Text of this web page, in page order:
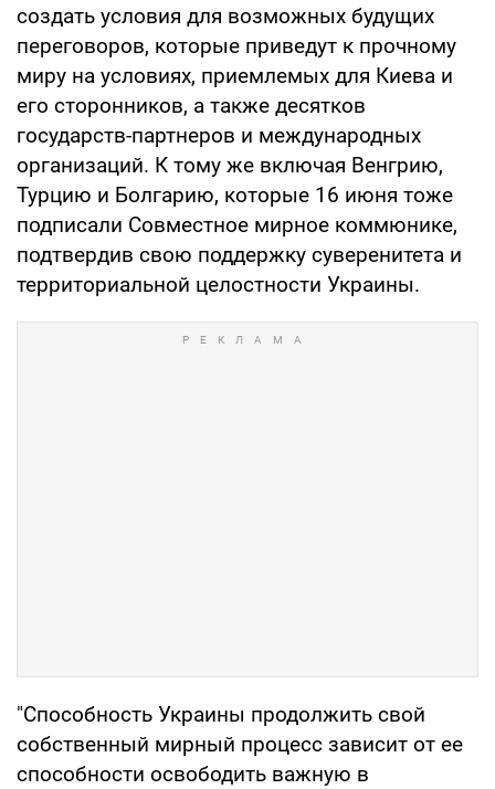
создать условия для возможных будущих
переговоров, которые приведут к прочному
миру на условиях, приемлемых для Киева и
его сторонников, а также десятков
государств-партнеров и международных
организаций. К тому же включая Венгрию,
Турцию и Болгарию, которые 16 июня тоже
подписали Совместное мирное коммюнике,
подтвердив свою поддержку суверенитета и
территориальной целостности Украины.
"Способность Украины продолжить свой
собственный мирный процесс зависит от ее
способности освободить важную в